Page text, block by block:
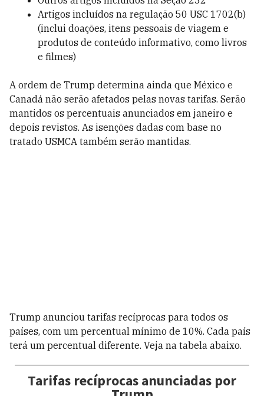
Artigos incluídos na regulação 50 USC 1702(b)
(inclui doações, itens pessoais de viagem e
produtos de conteúdo informativo, como livros
e filmes)
A ordem de Trump determina ainda que México e
Canadá não serão afetados pelas novas tarifas. Serão
mantidos os percentuais anunciados em janeiro e
depois revistos. As isenções dadas com base no
tratado USMCA também serão mantidas.
Trump anunciou tarifas recíprocas para todos os
países, com um percentual mínimo de 10%. Cada país
terá um percentual diferente. Veja na tabela abaixo.